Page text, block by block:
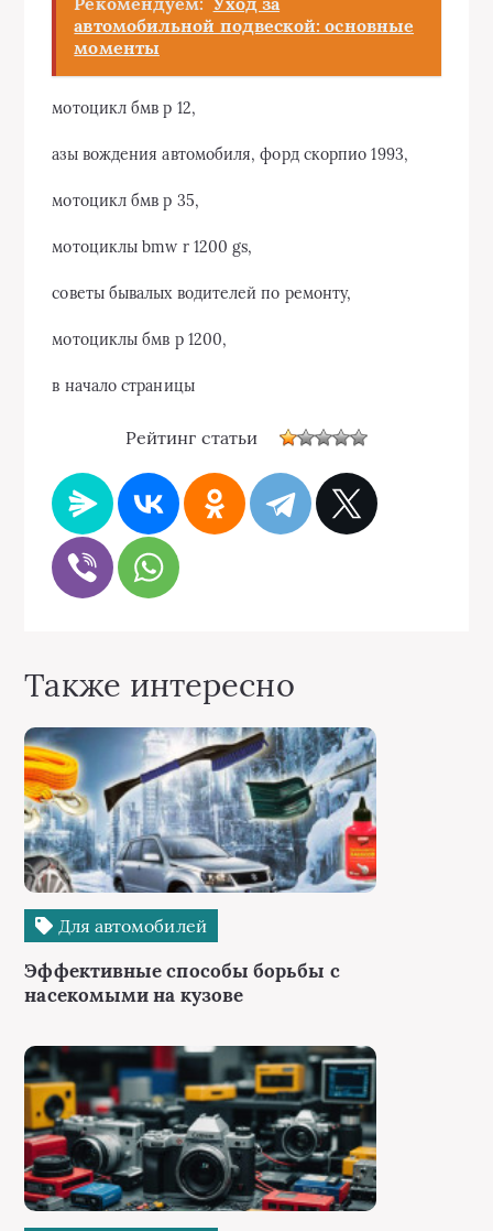
автомобильной подвеской: основные
моменты
мотоцикл бмв р 12,
азы вождения автомобиля, форд скорпио 1993,
мотоцикл бмв р 35,
мотоциклы bmw r 1200 gs,
советы бывалых водителей по ремонту,
мотоциклы бмв р 1200,
в начало страницы
Рейтинг статьи
Также интересно
Для автомобилей
Эффективные способы борьбы с
насекомыми на кузове